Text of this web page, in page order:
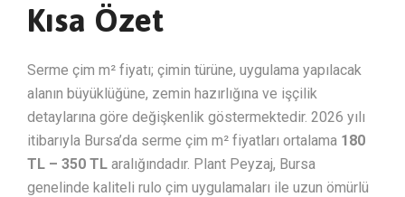
Kısa Özet
Serme çim m² fiyatı; çimin türüne, uygulama yapılacak
alanın büyüklüğüne, zemin hazırlığına ve işçilik
detaylarına göre değişkenlik göstermektedir. 2026 yılı
itibarıyla Bursa’da serme çim m² fiyatları ortalama 180
TL – 350 TL aralığındadır. Plant Peyzaj, Bursa
genelinde kaliteli rulo çim uygulamaları ile uzun ömürlü